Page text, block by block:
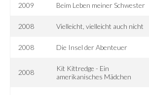
2009 Beim Leben meiner Schwester
2008 Vielleicht, vielleicht auch nicht
2008 Die Insel der Abenteuer
2008
Kit Kittredge - Ein
amerikanisches Mädchen